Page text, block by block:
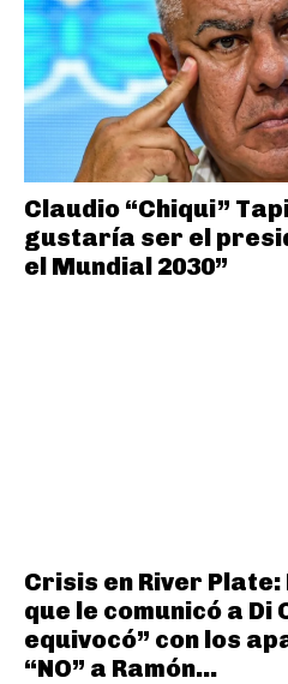
Claudio “Chiqui”
gustaría ser el
el Mundial 2030”
Crisis en River
que le comunicó a Di
equivocó” con los
“NO” a Ramón...